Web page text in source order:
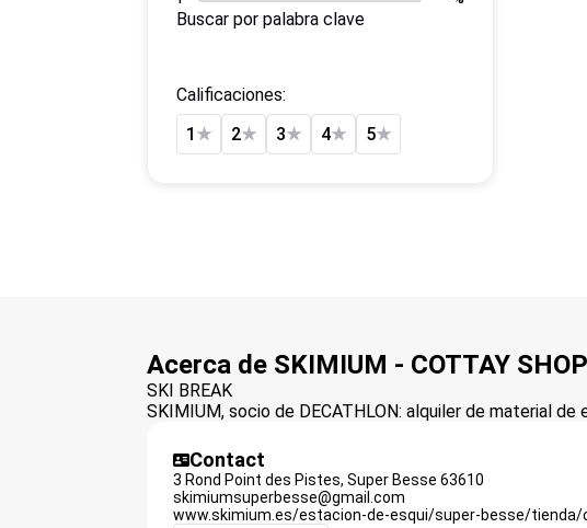
Buscar por palabra clave
Calificaciones:
1 ★ 2★ 3★ 4★ 5★
Acerca de SKIMIUM - COTTAY SHOP
SKI BREAK
SKIMIUM, socio de DECATHLON: alquiler de material
Contact
3 Rond Point des Pistes, Super Besse 63610
skimiumsuperbesse@gmail.com
www.skimium.es/estacion-de-esqui/super-besse/